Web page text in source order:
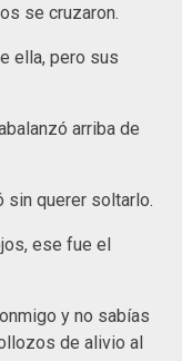
se cruzaron.
ella, pero sus
arriba de
sin querer soltarlo.
ese fue el
y no sabías
de alivio al